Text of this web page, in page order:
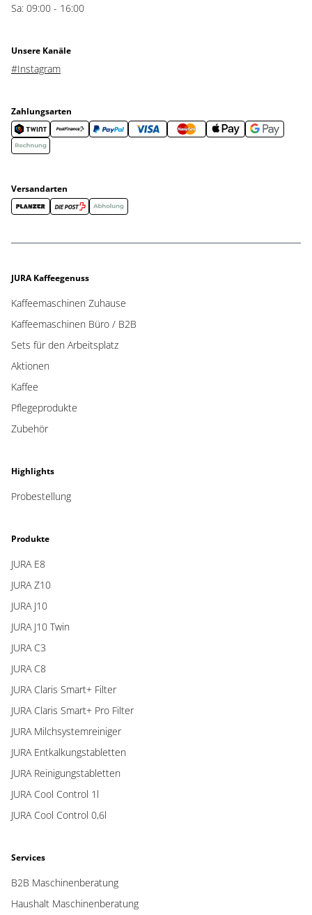
Sa: 09:00 - 16:00
Unsere Kanäle
#Instagram
Zahlungsarten
Versandarten
JURA Kaffeegenuss
Kaffeemaschinen Zuhause
Kaffeemaschinen Büro / B2B
Sets für den Arbeitsplatz
Aktionen
Kaffee
Pflegeprodukte
Zubehör
Highlights
Probestellung
Produkte
JURA E8
JURA Z10
JURA J10
JURA J10 Twin
JURA C3
JURA C8
JURA Claris Smart+ Filter
JURA Claris Smart+ Pro Filter
JURA Milchsystemreiniger
JURA Entkalkungstabletten
JURA Reinigungstabletten
JURA Cool Control 1l
JURA Cool Control 0,6l
Services
B2B Maschinenberatung
Haushalt Maschinenberatung